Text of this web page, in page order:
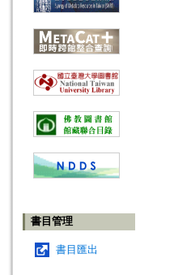
書目管理
書目匯出